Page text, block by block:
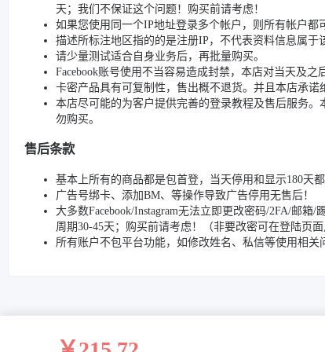
天；我们不保证这个问题！购买前请考虑！
如果您使用同一个IP地址登录多个帐户，则所有帐户都
描述所标注地区指的的是注册IP，不代表资料信息属于
请少量测试适合自身业务后，再批量购买。
Facebook账号使用不当容易造成封禁，本店对当天及之
卡密产品具有可复制性，售出概不退货。并且本店承诺
本店尽可能的为客户提供完善的登录教程及售后服务
勿购买。
售后条款
基本上所有的商品都是包首登，当天停用和显示180天都
广告号绑卡、添加BM、等操作导致广告停用无售后！
大多数Facebook/Instagram无法立即更改密码/2FA/邮
周期30-45天；购买前请考虑！（非要改密可在登陆页
所有账户不包平台功能，如修改姓名、私信等使用相关